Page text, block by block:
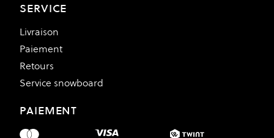
SERVICE
Livraison
Paiement
Retours
Service snowboard
PAIEMENT